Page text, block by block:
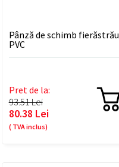
Pânză de schimb fierăstrău
PVC
Pret de la:
93.51 Lei
80.38 Lei
( TVA inclus)